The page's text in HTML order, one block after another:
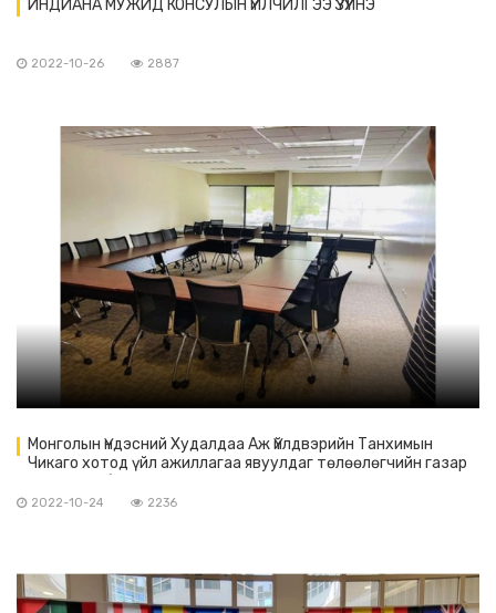
ИНДИАНА МУЖИД КОНСУЛЫН ҮЙЛЧИЛГЭЭ ҮЗҮҮЛНЭ
2022-10-26 2887
Монголын Үндэсний Худалдаа Аж Үйлдвэрийн Танхимын
Чикаго хотод үйл ажиллагаа явуулдаг төлөөлөгчийн газар
үйлчилж байна.
2022-10-24 2236